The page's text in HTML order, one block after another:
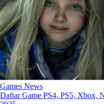
Games News
Daftar Game PS4, PS5, Xbox,